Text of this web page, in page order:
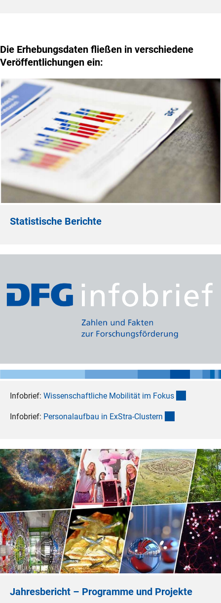
Die Erhebungsdaten fließen in verschiedene
Veröffentlichungen ein:
Statistische Berichte
Infobrief: Wissenschaftliche Mobilität im Fokus
Infobrief: Personalaufbau in ExStra-Clustern
Jahresbericht – Programme und Projekte